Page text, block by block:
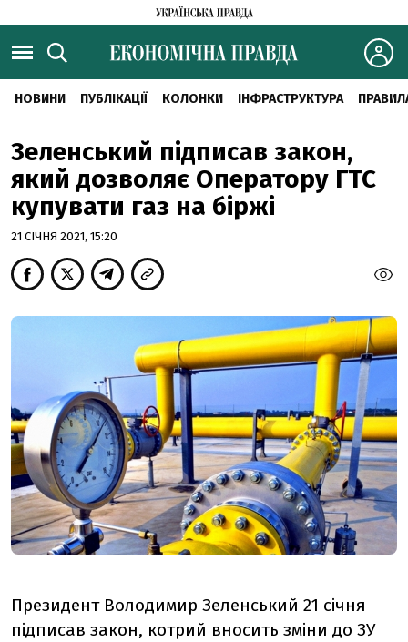
НОВИНИ ПУБЛІКАЦІЇ КОЛОНКИ ІНФРАСТРУКТУРА
Зеленський підписав закон,
який дозволяє Оператору ГТС
купувати газ на біржі
21 СІЧНЯ 2021, 15:20
Президент Володимир Зеленський 21 січня
підписав закон, котрий вносить зміни до ЗУ